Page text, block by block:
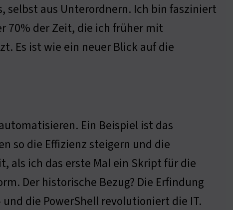
selbst aus Unterordnern. Ich bin fasziniert
70% der Zeit, die ich früher mit
Es ist wie ein neuer Blick auf die
Ein Beispiel ist das
so die Effizienz steigern und die
als ich das erste Mal ein Skript für die
Der historische Bezug? Die Erfindung
die PowerShell revolutioniert die IT.